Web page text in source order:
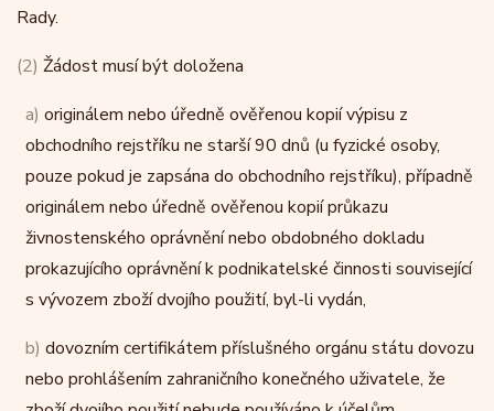
Rady.
(2) Žádost musí být doložena
a) originálem nebo úředně ověřenou kopií výpisu z
obchodního rejstříku ne starší 90 dnů (u fyzické osoby,
pouze pokud je zapsána do obchodního rejstříku), případně
originálem nebo úředně ověřenou kopií průkazu
živnostenského oprávnění nebo obdobného dokladu
prokazujícího oprávnění k podnikatelské činnosti související
s vývozem zboží dvojího použití, byl-li vydán,
b) dovozním certifikátem příslušného orgánu státu dovozu
nebo prohlášením zahraničního konečného uživatele, že